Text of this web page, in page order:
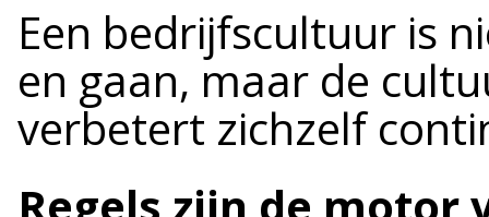
Een bedrijfscultuur is
en gaan, maar de
verbetert zichzelf